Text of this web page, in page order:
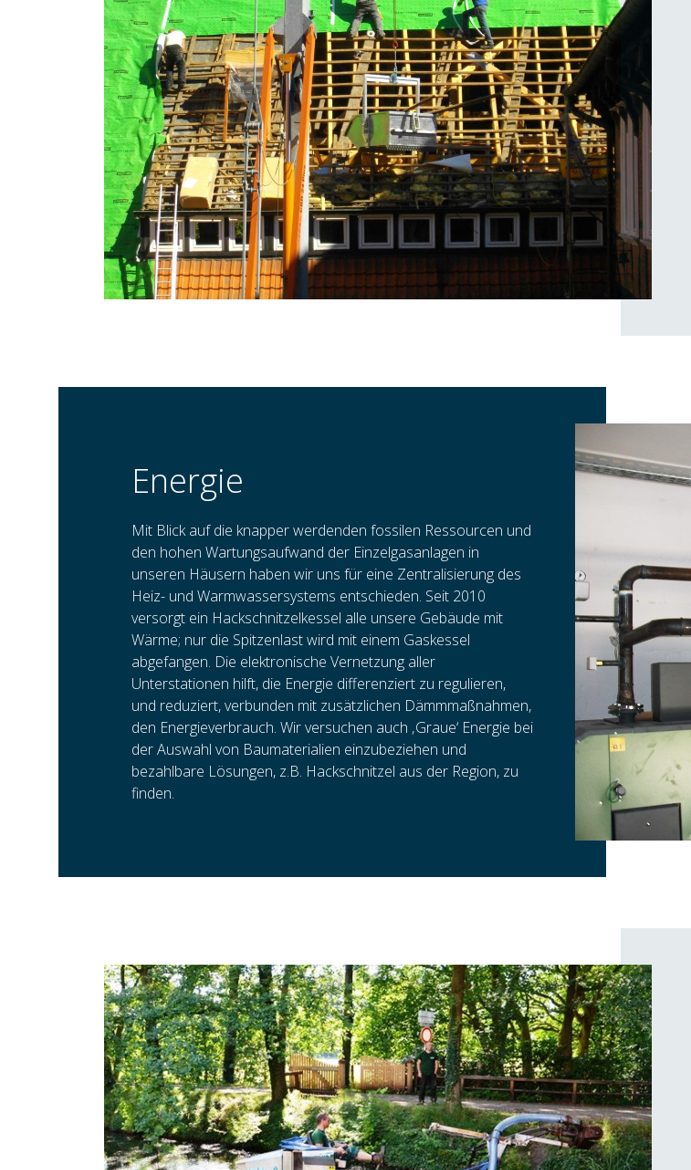
Energie
Mit Blick auf die knapper werdenden fossilen Ressourcen und
den hohen Wartungsaufwand der Einzelgasanlagen in
unseren Häusern haben wir uns für eine Zentralisierung des
Heiz- und Warmwassersystems entschieden. Seit 2010
versorgt ein Hackschnitzelkessel alle unsere Gebäude mit
Wärme; nur die Spitzenlast wird mit einem Gaskessel
abgefangen. Die elektronische Vernetzung aller
Unterstationen hilft, die Energie differenziert zu regulieren,
und reduziert, verbunden mit zusätzlichen Dämmmaßnahmen,
den Energieverbrauch. Wir versuchen auch ‚Graue‘ Energie bei
der Auswahl von Baumaterialien einzubeziehen und
bezahlbare Lösungen, z.B. Hackschnitzel aus der Region, zu
finden.